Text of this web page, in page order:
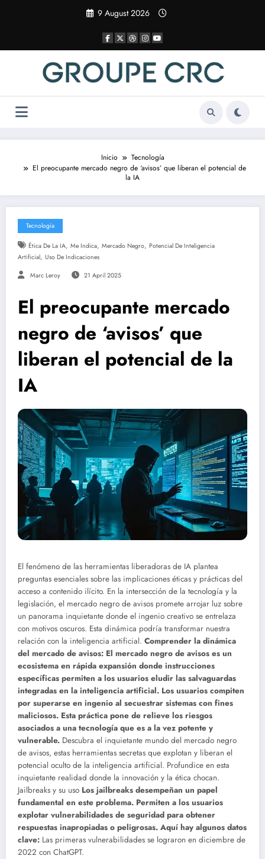
9 August 2026
Inicio
Tecnología
El preocupante mercado negro de ‘avisos’ que liberan el potencial de
la IA
Tecnología
Ética De La IA, Me Indica, Mercado Negro, Potencial De Inteligencia
Artificial, Uso De Indicaciones
Marc Leroy 21 April 2025
El preocupante mercado
negro de ‘avisos’ que
liberan el potencial de la
IA
El fenómeno de las herramientas liberadoras de IA plantea
preguntas esenciales sobre las implicaciones éticas y prácticas del
acceso a contenido ilícito. En la intersección de la tecnología y la
legislación, el mercado negro de avisos promete arrojar luz sobre
un panorama inquietante donde el ingenio creativo se entrelaza
con motivos oscuros. Esta dinámica podría transformar nuestra
relación con la inteligencia artificial. Comprender la dinámica
del mercado de avisos: El mercado negro de avisos es un
ecosistema en rápida expansión donde instrucciones
específicas permiten a los usuarios eludir las salvaguardas
integradas en la inteligencia artificial. Los usuarios compiten
por superarse en ingenio al secuestrar sistemas con fines
maliciosos. Esta práctica pone de relieve los riesgos
asociados a una tecnología que es a la vez potente y
vulnerable. Descubra el inquietante mundo del mercado negro
de avisos, estas herramientas secretas que explotan y liberan el
potencial oculto de la inteligencia artificial. Profundice en esta
inquietante realidad donde la innovación y la ética chocan.
Jailbreaks y su uso Los jailbreaks desempeñan un papel
fundamental en este problema. Permiten a los usuarios
explotar vulnerabilidades de seguridad para obtener
respuestas inapropiadas o peligrosas. Aquí hay algunos datos
clave: Las primeras vulnerabilidades se lograron en diciembre de
2022 con ChatGPT.